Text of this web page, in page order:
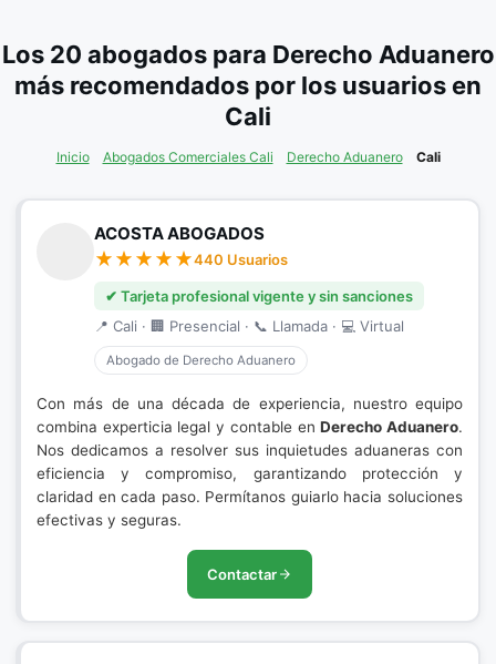
Los 20 abogados para Derecho Aduanero
más recomendados por los usuarios en
Cali
Inicio Abogados Comerciales Cali Derecho Aduanero Cali
ACOSTA ABOGADOS
440 Usuarios
✔ Tarjeta profesional vigente y sin sanciones
📍 Cali · 🏢 Presencial · 📞 Llamada · 💻 Virtual
Abogado de Derecho Aduanero
Con más de una década de experiencia, nuestro equipo
combina experticia legal y contable enDerecho Aduanero.
Nos dedicamos a resolver sus inquietudes aduaneras con
eficiencia y compromiso, garantizando protección y
claridad en cada paso. Permítanos guiarlo hacia soluciones
efectivas y seguras.
Contactar